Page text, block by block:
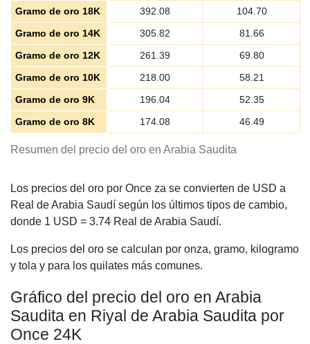
Resumen del precio del oro en Arabia Saudita
Gramo de oro 18K
392.08
104.70
Gramo de oro 14K
305.82
81.66
Gramo de oro 12K
261.39
69.80
Gramo de oro 10K
218.00
58.21
Gramo de oro 9K
196.04
52.35
Gramo de oro 8K
174.08 46.49
Los precios del oro por Once za se convierten de USD a
Real de Arabia Saudí según los últimos tipos de cambio,
donde 1 USD = 3.74 Real de Arabia Saudí.
Los precios del oro se calculan por onza, gramo, kilogramo
y tola y para los quilates más comunes.
Gráfico del precio del oro en Arabia
Saudita en Riyal de Arabia Saudita por
Once 24K